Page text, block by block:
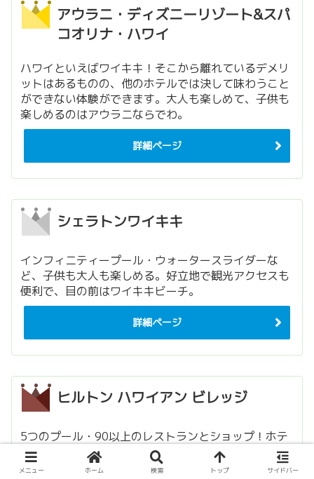
アウラニ・ディズニーリゾート&スパ
コオリナ・ハワイ
ハワイといえばワイキキ！そこから離れているデメリ
ットはあるものの、他のホテルでは決して味わうこと
ができない体験ができます。大人も楽しめて、子供も
楽しめるのはアウラニならでわ。
詳細ページ
シェラトンワイキキ
インフィニティープール・ウォータースライダーな
ど、子供も大人も楽しめる。好立地で観光アクセスも
便利で、目の前はワイキキビーチ。
詳細ページ
ヒルトン ハワイアン ビレッジ
5つのプール・90以上のレストランとショップ！ホテ
ル内で十分楽しめる巨大な宿泊施設。金曜日はヒルト
ンから花火が上がる。楽天トラベル限定の特典も。
メニュー ホーム 検索 トップ サイドバー